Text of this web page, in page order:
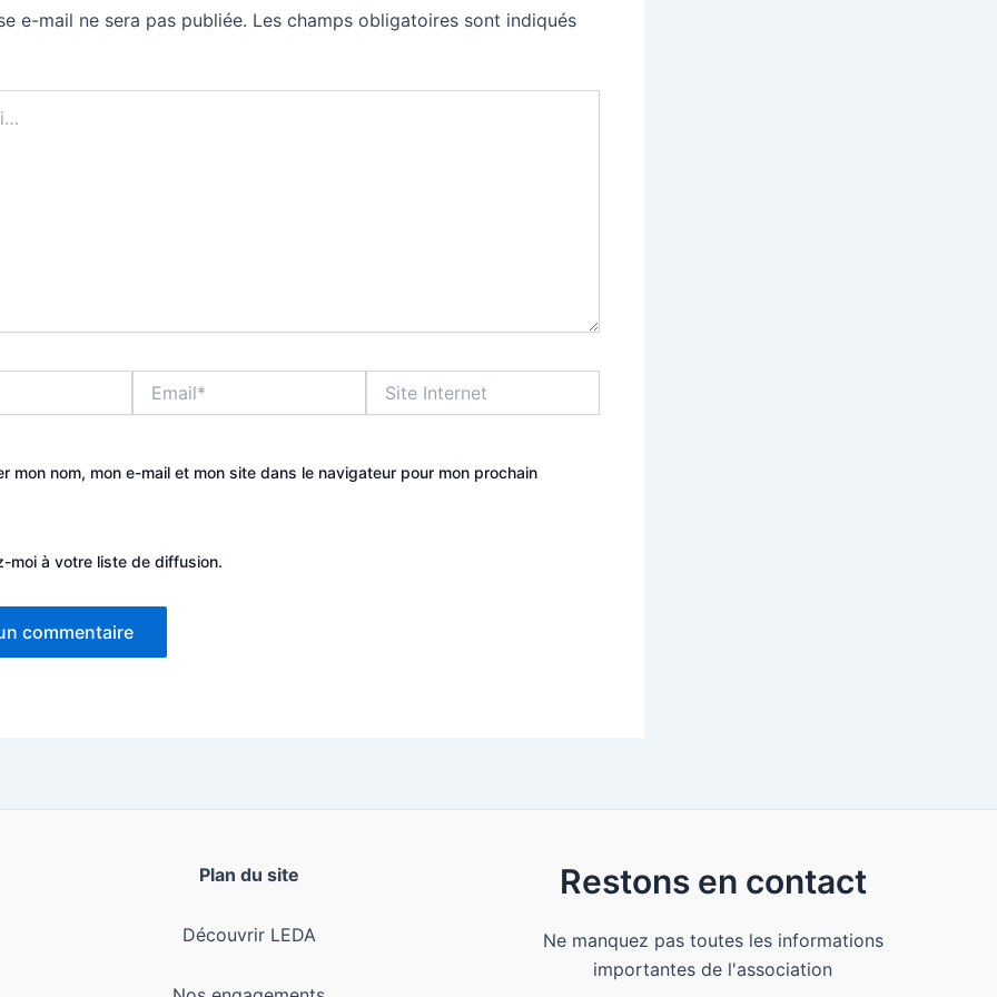
e-mail ne sera pas publiée. Les champs obligatoires sont indiqués
Internet
mon nom, mon e-mail et mon site dans le navigateur pour mon prochain
moi à votre liste de diffusion.
Plan du site
Découvrir LEDA
Restons en contact
Ne manquez pas toutes les informations
importantes de l'association